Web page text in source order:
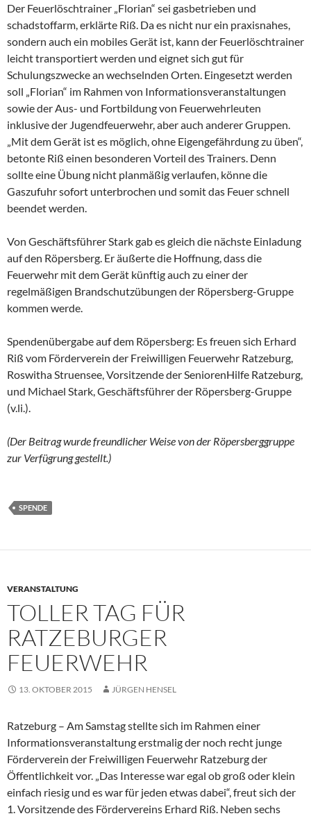
Der Feuerlöschtrainer „Florian“ sei gasbetrieben und
schadstoffarm, erklärte Riß. Da es nicht nur ein praxisnahes,
sondern auch ein mobiles Gerät ist, kann der Feuerlöschtrainer
leicht transportiert werden und eignet sich gut für
Schulungszwecke an wechselnden Orten. Eingesetzt werden
soll „Florian“ im Rahmen von Informationsveranstaltungen
sowie der Aus- und Fortbildung von Feuerwehrleuten
inklusive der Jugendfeuerwehr, aber auch anderer Gruppen.
„Mit dem Gerät ist es möglich, ohne Eigengefährdung zu üben“,
betonte Riß einen besonderen Vorteil des Trainers. Denn
sollte eine Übung nicht planmäßig verlaufen, könne die
Gaszufuhr sofort unterbrochen und somit das Feuer schnell
beendet werden.
Von Geschäftsführer Stark gab es gleich die nächste Einladung
auf den Röpersberg. Er äußerte die Hoffnung, dass die
Feuerwehr mit dem Gerät künftig auch zu einer der
regelmäßigen Brandschutzübungen der Röpersberg-Gruppe
kommen werde.
Spendenübergabe auf dem Röpersberg: Es freuen sich Erhard
Riß vom Förderverein der Freiwilligen Feuerwehr Ratzeburg,
Roswitha Struensee, Vorsitzende der SeniorenHilfe Ratzeburg,
und Michael Stark, Geschäftsführer der Röpersberg-Gruppe
(v.li.).
(Der Beitrag wurde freundlicher Weise von der Röpersberggruppe
zur Verfügrung gestellt.)
SPENDE
VERANSTALTUNG
TOLLER TAG FÜR
RATZEBURGER
FEUERWEHR
13. OKTOBER 2015 JÜRGEN HENSEL
Ratzeburg – Am Samstag stellte sich im Rahmen einer
Informationsveranstaltung erstmalig der noch recht junge
Förderverein der Freiwilligen Feuerwehr Ratzeburg der
Öffentlichkeit vor. „Das Interesse war egal ob groß oder klein
einfach riesig und es war für jeden etwas dabei“, freut sich der
1. Vorsitzende des Fördervereins Erhard Riß. Neben sechs